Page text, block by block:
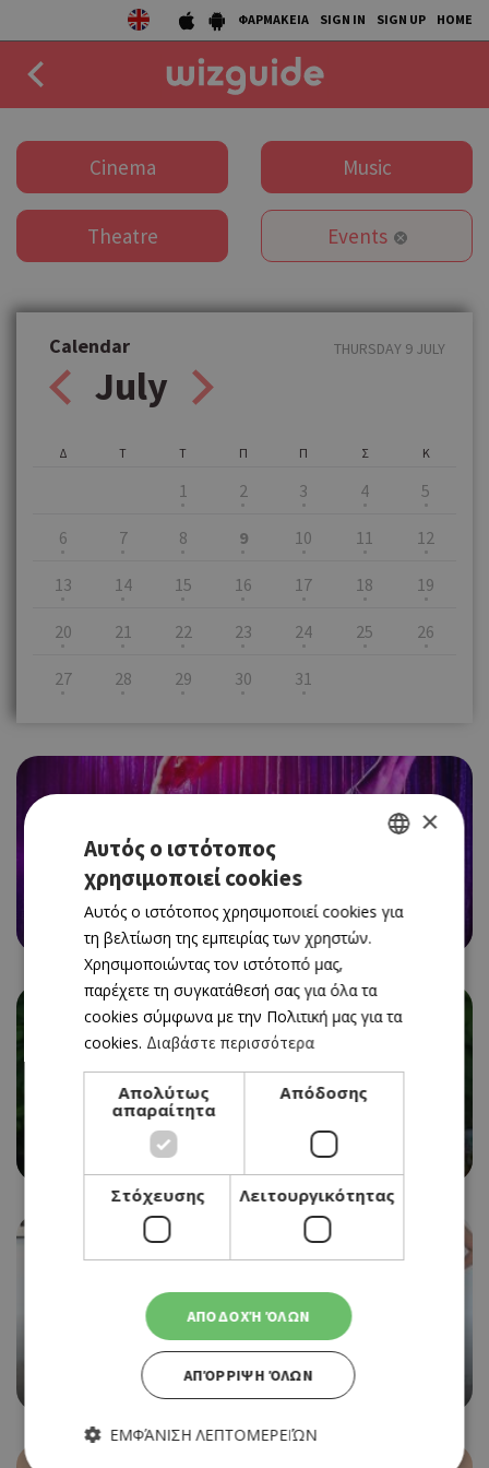
ΦΑΡΜΑΚΕΙΑ SIGN IN SIGN UP HOME
DRINK
COLLECTIONS
STORIES
Cinema Music
Theatre Events
Calendar
July
THURSDAY 9 JULY
Δ Τ Τ
1
Π
2
Π
3
Σ
4
Κ
5
6 7 8 9 10 11 12
13 14 15 16 17 18 19
20 21 22 23 24 25 26
27 28 29 30 31
“ΤΑ ΙΠΤΑΜΕΝΑ ΠΑΙΔΙΑ ΤΗΣ ΔΑΝΙΑΣ” ΣΤΟ
ΠΑΤΤΙΧΕΙΟ ΛΑΡΝΑΚΑΣ
09/07/2026 - 09/07/2026
ΕΚΘΕΣΗ «TAKE YOUR BROKEN HEART, MAKE IT
INTO ART» ΣΤΟ Ε.ΚΑ.ΤΕ.
08/07/2026 - 11/07/2026
WOMEN IN FOCUS ΣΤΟ XENIARTSPACE
13/05/2026 - 19/09/2026
ENGLISH
×
Αυτός ο ιστότοπος
χρησιμοποιεί cookies
Αυτός ο ιστότοπος χρησιμοποιεί cookies για
τη βελτίωση της εμπειρίας των χρηστών.
Χρησιμοποιώντας τον ιστότοπό μας,
παρέχετε τη συγκατάθεσή σας για όλα τα
cookies σύμφωνα με την Πολιτική μας για τα
cookies. Διαβάστε περισσότερα
Απολύτως
απαραίτητα
Απόδοσης
Στόχευσης Λειτουργικότητας
ΑΠΟΔΟΧΉ ΌΛΩΝ
ΑΠΌΡΡΙΨΗ ΌΛΩΝ
ΕΜΦΆΝΙΣΗ ΛΕΠΤΟΜΕΡΕΙΏΝ